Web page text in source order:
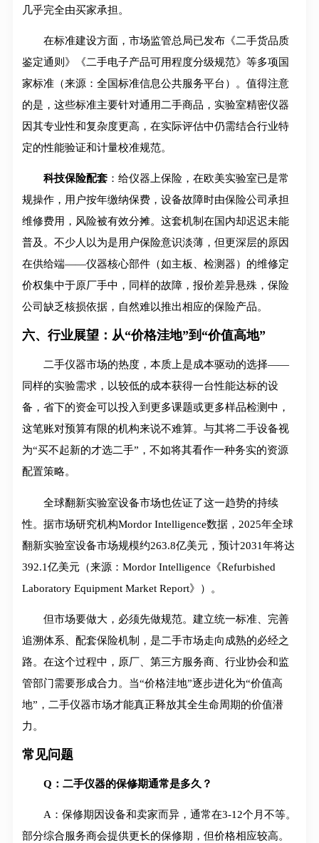
几乎完全由买家承担。
在标准建设方面，市场监管总局已发布《二手货品质
鉴定通则》《二手电子产品可用程度分级规范》等多项国
家标准（来源：全国标准信息公共服务平台）。值得注意
的是，这些标准主要针对通用二手商品，实验室精密仪器
因其专业性和复杂度更高，在实际评估中仍需结合行业特
定的性能验证和计量校准规范。
科技保险配套 ：给仪器上保险，在欧美实验室已是常
规操作，用户按年缴纳保费，设备故障时由保险公司承担
维修费用，风险被有效分摊。这套机制在国内却迟迟未能
普及。不少人以为是用户保险意识淡薄，但更深层的原因
在供给端——仪器核心部件（如主板、检测器）的维修定
价权集中于原厂手中，同样的故障，报价差异悬殊，保险
公司缺乏核损依据，自然难以推出相应的保险产品。
六、行业展望：从“价格洼地”到“价值高地”
二手仪器市场的热度，本质上是成本驱动的选择——
同样的实验需求，以较低的成本获得一台性能达标的设
备，省下的资金可以投入到更多课题或更多样品检测中，
这笔账对预算有限的机构来说不难算。与其将二手设备视
为“买不起新的才选二手”，不如将其看作一种务实的资源
配置策略。
全球翻新实验室设备市场也佐证了这一趋势的持续
性。据市场研究机构Mordor Intelligence数据，2025年全球
翻新实验室设备市场规模约263.8亿美元，预计2031年将达
392.1亿美元（来源：Mordor Intelligence《Refurbished
Laboratory Equipment Market Report》）。
但市场要做大，必须先做规范。建立统一标准、完善
追溯体系、配套保险机制，是二手市场走向成熟的必经之
路。在这个过程中，原厂、第三方服务商、行业协会和监
管部门需要形成合力。当“价格洼地”逐步进化为“价值高
地”，二手仪器市场才能真正释放其全生命周期的价值潜
力。
常见问题
Q：二手仪器的保修期通常是多久？
A：保修期因设备和卖家而异，通常在3-12个月不等。
部分综合服务商会提供更长的保修期，但价格相应较高。